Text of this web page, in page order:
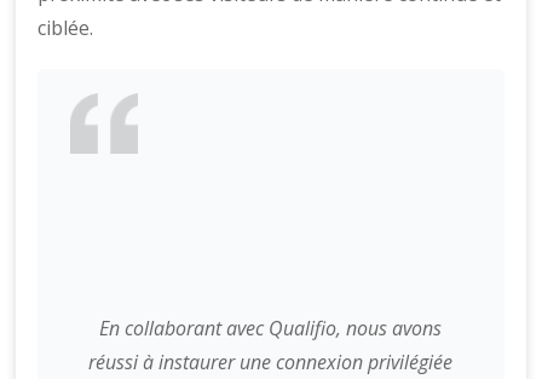
ciblée.
En collaborant avec Qualifio, nous avons
réussi à instaurer une connexion privilégiée